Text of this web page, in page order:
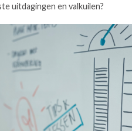
uitdagingen en valkuilen?